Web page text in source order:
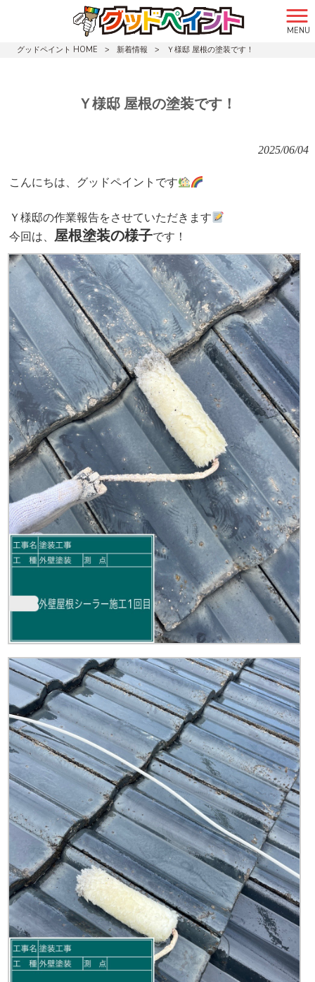
MENU
グッドペイント HOME
> 新着情報 > Ｙ様邸 屋根の塗装です！
Ｙ様邸 屋根の塗装です！
2025/06/04
こんにちは、グッドペイントです
Ｙ様邸の作業報告をさせていただきます
今回は、 屋根塗装の様子です！